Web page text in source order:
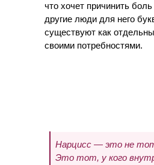
Нарцисс — это не
Это тот, у кого
что хочет причинить
другие люди для него
существуют как
своими потребностями.